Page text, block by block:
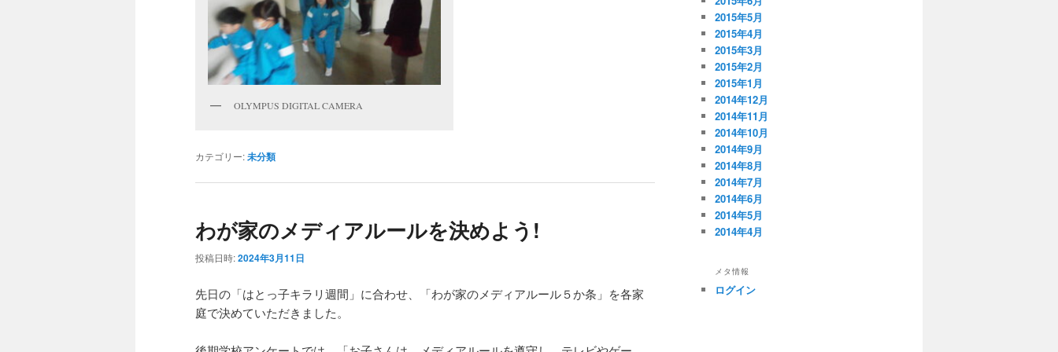
OLYMPUS DIGITAL CAMERA
カテゴリー:未分類
わが家のメディアルールを決めよう!
投稿日時:2024年3月11日
先日の「はとっ子キラリ週間」に合わせ、「わが家のメディアルール５か条」を各家
庭で決めていただきました。
2015年5月
2015年4月
2015年3月
2015年2月
2015年1月
2014年12月
2014年11月
2014年10月
2014年9月
2014年8月
2014年7月
2014年6月
2014年5月
2014年4月
メタ情報
ログイン